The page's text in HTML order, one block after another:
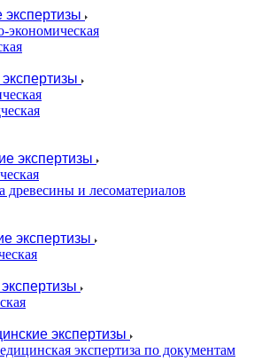
экспертизы
экономическая
экспертизы
древесины и лесоматериалов
экспертизы
экспертизы
экспертиза по документам